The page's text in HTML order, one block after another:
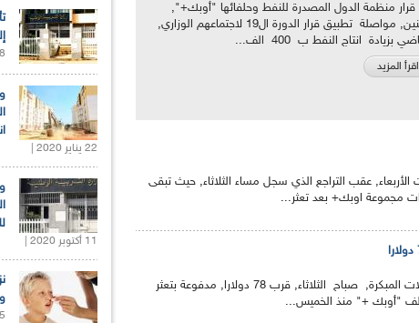
منظمة الدول المصدرة للنفط وحلفائها "أوبك+",
الاثنين, مواصلة تطبيق قرار الدورة ال19 لاجتماعهم الوزاري,
بزيادة انتاج النفط ب 400 الف...
اقرأ المزيد
عقب التراجع الذي سجل مساء الثلاثاء, حيث تبقى
مجموعة اوبك+ بعد تعثر...
صعدت أسعار النفط الخام في التعاملات المبكرة, صباح الثلاثاء, قرب 78 دولارا, مدفوعة بتعثر
"أوبك +" منذ الخميس...
18
22 يناير 2020 |
11 أكتوبر 2020 |
05